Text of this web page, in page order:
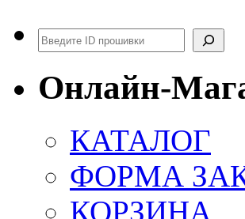
Поиск
Онлайн-
КАТАЛОГ
ФОРМА
КОРЗИНА